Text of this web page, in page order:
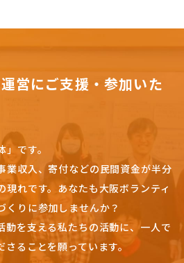
営にご支援・参加いた
です。
業収入、寄付などの民間資金が半分
れです。 あなたも大阪ボランティ
くりに参加しませんか？
動を支える私たちの活動に、一人で
さることを願っています。